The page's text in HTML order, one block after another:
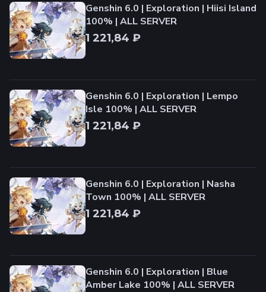
Genshin 6.0 | Exploration | Hiisi Island
100% | ALL SERVER
1 221,84 ₽
Genshin 6.0 | Exploration | Lempo
Isle 100% | ALL SERVER
1 221,84 ₽
Genshin 6.0 | Exploration | Nasha
Town 100% | ALL SERVER
1 221,84 ₽
Genshin 6.0 | Exploration | Blue
Amber Lake 100% | ALL SERVER